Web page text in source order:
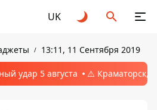
UK
13:11, 11 Сентября 2019
удар 5 августа ⚠️ Краматорск,